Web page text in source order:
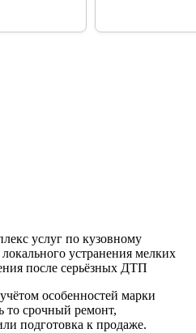
услуг по кузовному
устранения мелких
после серьёзных ДТП
особенностей марки
то срочный ремонт,
подготовка к продаже.